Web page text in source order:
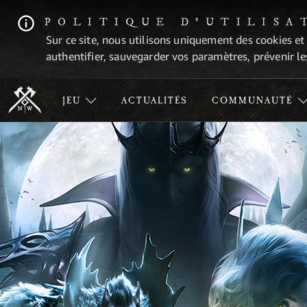
POLITIQUE
Sur ce site, nous utilisons uniquement des cookies
authentifier, sauvegarder vos paramètres, prévenir
JEU ACTUALITÉS COMMUNAUTÉ